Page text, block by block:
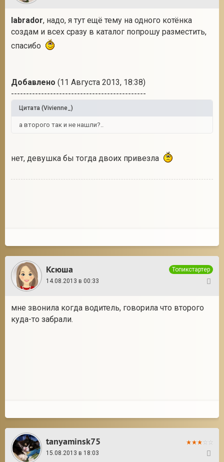
labrador, надо, я тут ещё тему на одного котёнка
создам и всех сразу в каталог попрошу разместить,
спасибо
Добавлено (11 Августа 2013, 18:38)
---------------------------------------------
Цитата (Vivienne_ )
а второго так и не нашли?..
нет, девушка бы тогда двоих привезла
Ксюша
Топикстартер
14.08.2013 в 00:33
мне звонила когда водитель, говорила что второго
куда-то забрали.
tanyaminsk75
15.08.2013 в 18:03